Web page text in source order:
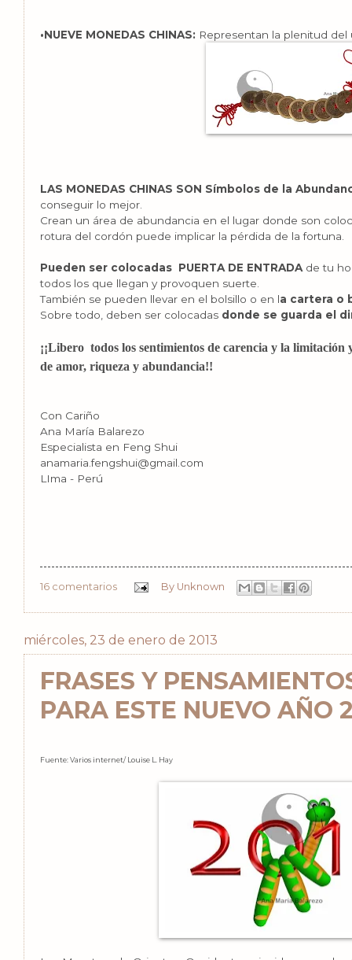
•NUEVE MONEDAS CHINAS: Representan la plenitud del
LAS MONEDAS CHINAS SON Símbolos de la
conseguir lo mejor.
Crean un área de abundancia en el lugar donde son
rotura del cordón puede implicar la pérdida de la fortuna.
Pueden ser colocadas PUERTA DE ENTRADA de tu
todos los que llegan y provoquen suerte.
También se pueden llevar en el bolsillo o en la cartera o
Sobre todo, deben ser colocadas donde se guarda el
¡¡Libero todos los sentimientos de carencia y la
de amor, riqueza y abundancia!!
Con Cariño
Ana María Balarezo
Especialista en Feng Shui
anamaria.fengshui@gmail.com
LIma - Perú
16 comentarios By Unknown
miércoles, 23 de enero de 2013
FRASES Y
PARA ESTE NUEVO AÑO
Fuente: Varios internet/ Louise L. Hay